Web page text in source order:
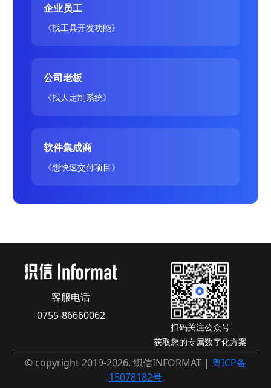
企业员工
《找工具开发功能》
公司老板
《找人定制系统》
软件集成商
《想快速交付项目》
客服电话
0755-86660062
扫码关注公众号
获取您的专属数字化方案
© copyright 2019-2026. 织信INFORMAT | 粤ICP备
15078182号